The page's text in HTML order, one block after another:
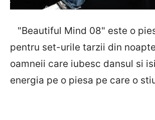
"Beautiful Mind 08" este o
pentru set-urile tarzii din
oamneii care iubesc dansul si
energia pe o piesa pe care o